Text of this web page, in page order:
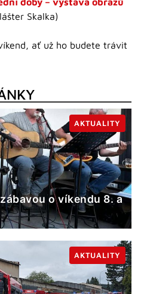
Skalka)
ať už ho budete trávit
o víkendu 8. a
AKTUALITY
AKTUALITY